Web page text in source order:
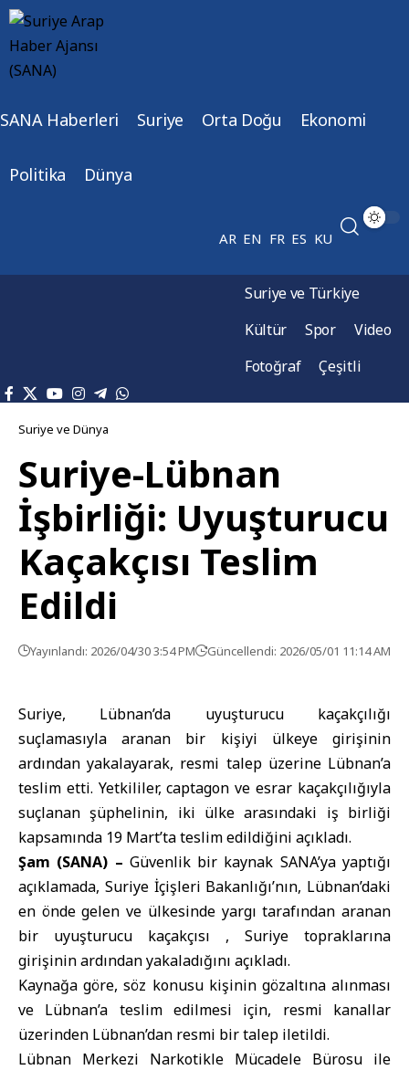
SANA Haberleri Suriye Orta Doğu Ekonomi
Politika Dünya
AR EN FR ES KU
Suriye ve Türkiye
Kültür
Spor
Video
Fotoğraf
Çeşitli
Suriye ve Dünya
Suriye-Lübnan
İşbirliği: Uyuşturucu
Kaçakçısı Teslim
Edildi
Yayınlandı: 2026/04/30 3:54 PM Güncellendi: 2026/05/01 11:14 AM
Suriye, Lübnan’da uyuşturucu kaçakçılığı
suçlamasıyla aranan bir kişiyi ülkeye girişinin
ardından yakalayarak, resmi talep üzerine Lübnan’a
teslim etti. Yetkililer, captagon ve esrar kaçakçılığıyla
suçlanan şüphelinin, iki ülke arasındaki iş birliği
kapsamında 19 Mart’ta teslim edildiğini açıkladı.
Şam (SANA) – Güvenlik bir kaynak SANA’ya yaptığı
açıklamada, Suriye İçişleri Bakanlığı’nın, Lübnan’daki
en önde gelen ve ülkesinde yargı tarafından aranan
bir uyuşturucu kaçakçısı , Suriye topraklarına
girişinin ardından yakaladığını açıkladı.
Kaynağa göre, söz konusu kişinin gözaltına alınması
ve Lübnan’a teslim edilmesi için, resmi kanallar
üzerinden Lübnan’dan resmi bir talep iletildi.
Lübnan Merkezi Narkotikle Mücadele Bürosu ile